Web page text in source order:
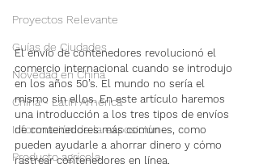
Proyectos Relevante
Guías de Ciudades
Novedad en China
China - Latin América
Información de la exposición
Producto agrícola
El envío de contenedores revolucionó el
comercio internacional cuando se introdujo
en los años 50’s. El mundo no sería el
mismo sin ellos. En este artículo haremos
una introducción a los tres tipos de envíos
de contenedores más comunes, como
pueden ayudarle a ahorrar dinero y cómo
rastrear contenedores en línea.